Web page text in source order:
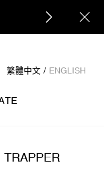
繁體中文 / ENGLISH
TRAPPER